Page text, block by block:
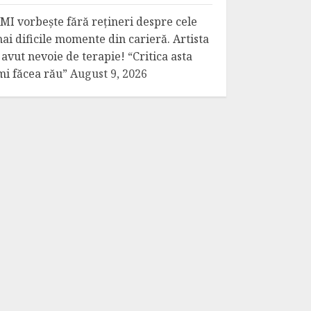
vorbește fără rețineri despre cele
dificile momente din carieră. Artista
avut nevoie de terapie! “Critica asta
făcea rău” August 9, 2026